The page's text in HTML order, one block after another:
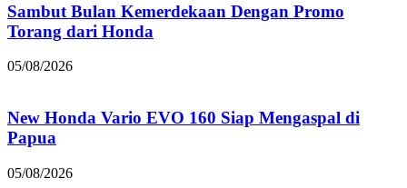
Sambut Bulan Kemerdekaan Dengan Promo
Torang dari Honda
05/08/2026
New Honda Vario EVO 160 Siap Mengaspal di
Papua
05/08/2026